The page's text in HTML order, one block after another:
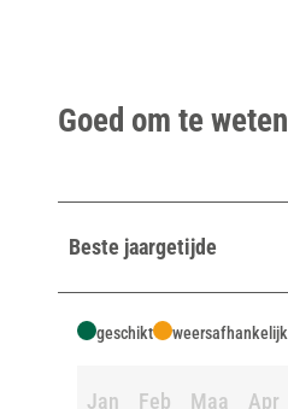
iGoed om te weten
Beste jaargetijde
geschikt weersafhankelijk
Jan Feb Maa Apr